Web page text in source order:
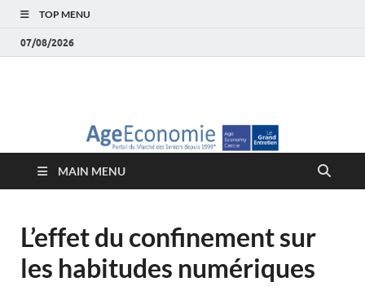
TOP MENU
07/08/2026
économie – Marché
des Seniors
MAIN MENU
L’effet du confinement sur
les habitudes numériques